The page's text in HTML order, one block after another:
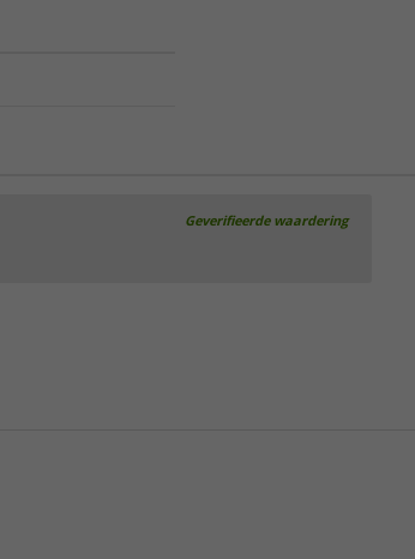
Geverifieerde waardering